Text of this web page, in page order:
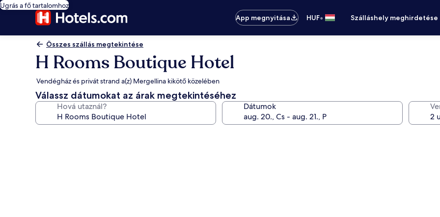
Ugrás a fő tartalomhoz
App megnyitása
HUF• Szálláshely meghirdetése
Összes szállás megtekintése
H Rooms Boutique Hotel
Vendégház és privát strand a(z) Mergellina kikötő közelében
Válassz dátumokat az árak megtekintéséhez
Hová utaznál? Dátumok